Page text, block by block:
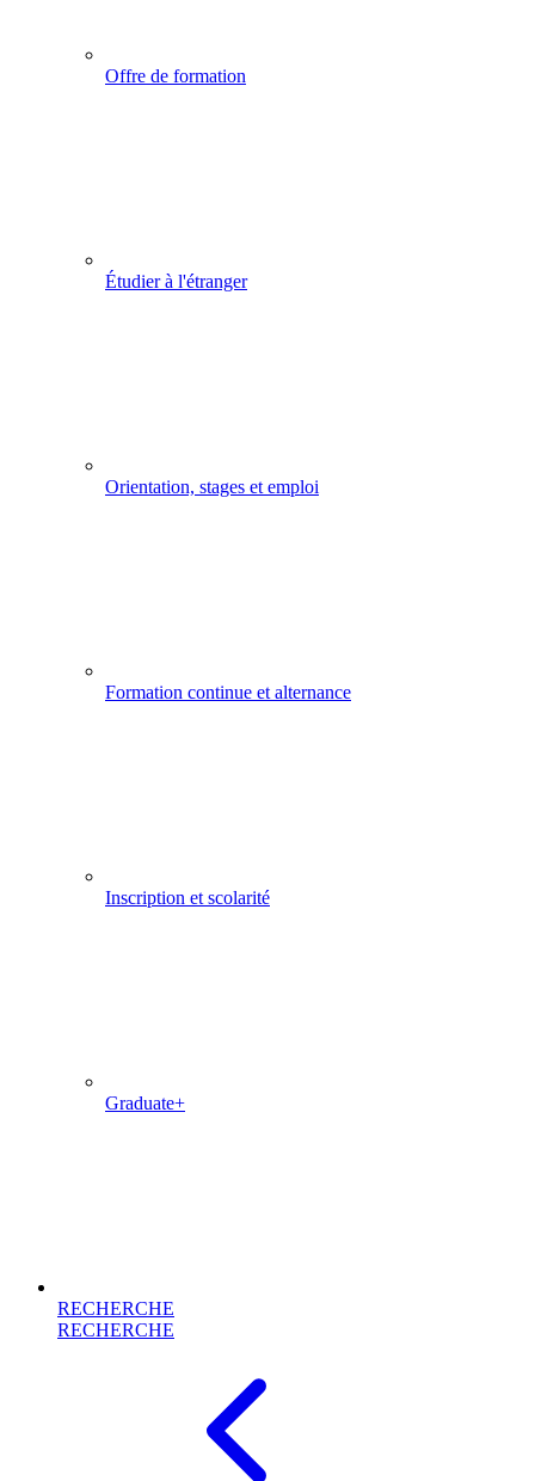
Offre de formation
Étudier à l'étranger
Orientation, stages et emploi
Formation continue et alternance
Inscription et scolarité
Graduate+
RECHERCHE
RECHERCHE